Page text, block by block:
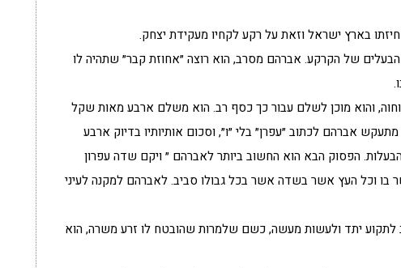
בארץ ישראל וזאת על רקע לקחיו מעקידת יצחק.
של הקרקע. אברהם מסרב, הוא רוצה ״אחוזת קבר״ שתהיה לו
והוא מוכן לשלם עבור כך כסף רב. הוא משלם ארבע מאות שקל
אברהם לכתוב ״עפרן״ בלי ״ו״, וסכום אותיותיו בדיוק ארבע
הפסוק הבא הוא החשוב ביותר לאברהם ״ ויקם שדה עפרון
וכל העץ אשר בשדה אשר בכל גבולו סביב. לאברהם למקנה לעיני
לתקוע יתד ולעשות מעשה, כשם שלמרות שהובטח לו זרע משרה, הוא